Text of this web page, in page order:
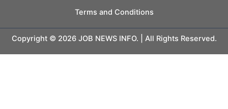
Terms and Conditions
Copyright © 2026 JOB NEWS INFO. | All Rights Reserved.